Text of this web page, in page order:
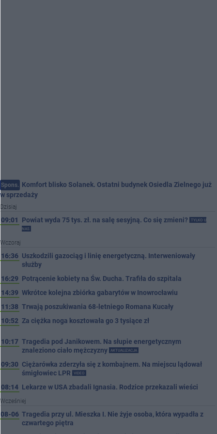
Spons. Komfort blisko Solanek. Ostatni budynek Osiedla Zielnego już
w sprzedaży
Dzisiaj
09:01 Powiat wyda 75 tys. zł. na salę sesyjną. Co się zmieni?
TYLKO U
NAS
Wczoraj
16:36 Uszkodzili gazociąg i linię energetyczną. Interweniowały
służby
16:29 Potrącenie kobiety na Św. Ducha. Trafiła do szpitala
14:39 Wkrótce kolejna zbiórka gabarytów w Inowrocławiu
11:38 Trwają poszukiwania 68-letniego Romana Kucały
10:52 Za ciężka noga kosztowała go 3 tysiące zł
10:17 Tragedia pod Janikowem. Na słupie energetycznym
znaleziono ciało mężczyzny
AKTUALIZACJA
09:30 Ciężarówka zderzyła się z kombajnem. Na miejscu lądował
śmigłowiec LPR
VIDEO
08:14 Lekarze w USA zbadali Ignasia. Rodzice przekazali wieści
Wcześniej
08-06 Tragedia przy ul. Mieszka I. Nie żyje osoba, która wypadła z
czwartego piętra